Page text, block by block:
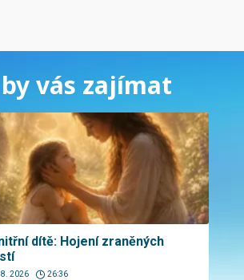
vás zajímat
dítě: Hojení zraněných
8. 2026 26:36